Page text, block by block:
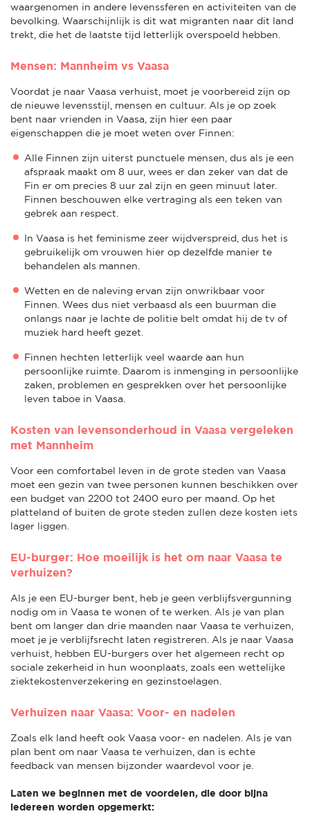
waargenomen in andere levenssferen en activiteiten van de
bevolking. Waarschijnlijk is dit wat migranten naar dit land
trekt, die het de laatste tijd letterlijk overspoeld hebben.
Mensen: Mannheim vs Vaasa
Voordat je naar Vaasa verhuist, moet je voorbereid zijn op
de nieuwe levensstijl, mensen en cultuur. Als je op zoek
bent naar vrienden in Vaasa, zijn hier een paar
eigenschappen die je moet weten over Finnen:
Alle Finnen zijn uiterst punctuele mensen, dus als je een
afspraak maakt om 8 uur, wees er dan zeker van dat de
Fin er om precies 8 uur zal zijn en geen minuut later.
Finnen beschouwen elke vertraging als een teken van
gebrek aan respect.
In Vaasa is het feminisme zeer wijdverspreid, dus het is
gebruikelijk om vrouwen hier op dezelfde manier te
behandelen als mannen.
Wetten en de naleving ervan zijn onwrikbaar voor
Finnen. Wees dus niet verbaasd als een buurman die
onlangs naar je lachte de politie belt omdat hij de tv of
muziek hard heeft gezet.
Finnen hechten letterlijk veel waarde aan hun
persoonlijke ruimte. Daarom is inmenging in persoonlijke
zaken, problemen en gesprekken over het persoonlijke
leven taboe in Vaasa.
Kosten van levensonderhoud in Vaasa vergeleken
met Mannheim
Voor een comfortabel leven in de grote steden van Vaasa
moet een gezin van twee personen kunnen beschikken over
een budget van 2200 tot 2400 euro per maand. Op het
platteland of buiten de grote steden zullen deze kosten iets
lager liggen.
EU-burger: Hoe moeilijk is het om naar Vaasa te
verhuizen?
Als je een EU-burger bent, heb je geen verblijfsvergunning
nodig om in Vaasa te wonen of te werken. Als je van plan
bent om langer dan drie maanden naar Vaasa te verhuizen,
moet je je verblijfsrecht laten registreren. Als je naar Vaasa
verhuist, hebben EU-burgers over het algemeen recht op
sociale zekerheid in hun woonplaats, zoals een wettelijke
ziektekostenverzekering en gezinstoelagen.
Verhuizen naar Vaasa: Voor- en nadelen
Zoals elk land heeft ook Vaasa voor- en nadelen. Als je van
plan bent om naar Vaasa te verhuizen, dan is echte
feedback van mensen bijzonder waardevol voor je.
Laten we beginnen met de voordelen, die door bijna
iedereen worden opgemerkt: